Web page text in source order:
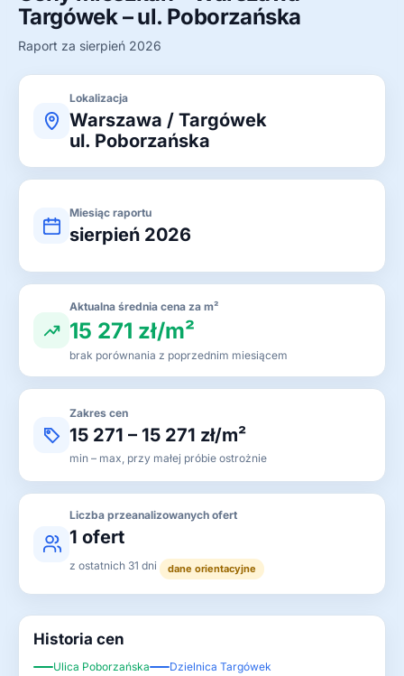
Targówek – ul. Poborzańska
Raport za sierpień 2026
Lokalizacja
Warszawa / Targówek
ul. Poborzańska
Miesiąc raportu
sierpień 2026
Aktualna średnia cena za m²
15 271 zł/m²
brak porównania z poprzednim miesiącem
Zakres cen
15 271 – 15 271 zł/m²
min – max, przy małej próbie ostrożnie
Liczba przeanalizowanych ofert
1 ofert
z ostatnich 31 dni dane orientacyjne
Historia cen
Ulica Poborzańska
Dzielnica Targówek